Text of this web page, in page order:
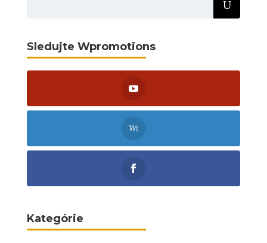
Sledujte Wpromotions
Kategórie